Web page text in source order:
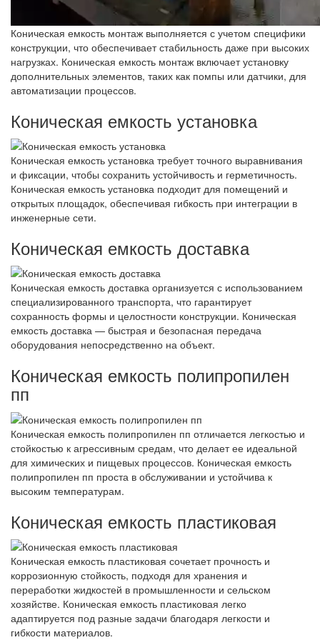
Коническая емкость монтаж выполняется с учетом специфики
конструкции, что обеспечивает стабильность даже при высоких
нагрузках. Коническая емкость монтаж включает установку
дополнительных элементов, таких как помпы или датчики, для
автоматизации процессов.
Коническая емкость установка
Коническая емкость установка требует точного выравнивания
и фиксации, чтобы сохранить устойчивость и герметичность.
Коническая емкость установка подходит для помещений и
открытых площадок, обеспечивая гибкость при интеграции в
инженерные сети.
Коническая емкость доставка
Коническая емкость доставка организуется с использованием
специализированного транспорта, что гарантирует
сохранность формы и целостности конструкции. Коническая
емкость доставка — быстрая и безопасная передача
оборудования непосредственно на объект.
Коническая емкость полипропилен
пп
Коническая емкость полипропилен пп отличается легкостью и
стойкостью к агрессивным средам, что делает ее идеальной
для химических и пищевых процессов. Коническая емкость
полипропилен пп проста в обслуживании и устойчива к
высоким температурам.
Коническая емкость пластиковая
Коническая емкость пластиковая сочетает прочность и
коррозионную стойкость, подходя для хранения и
переработки жидкостей в промышленности и сельском
хозяйстве. Коническая емкость пластиковая легко
адаптируется под разные задачи благодаря легкости и
гибкости материалов.